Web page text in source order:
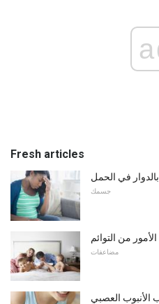
Fresh articles
في الحمل
جسمك
الأمور من التوائم
مضاعفات